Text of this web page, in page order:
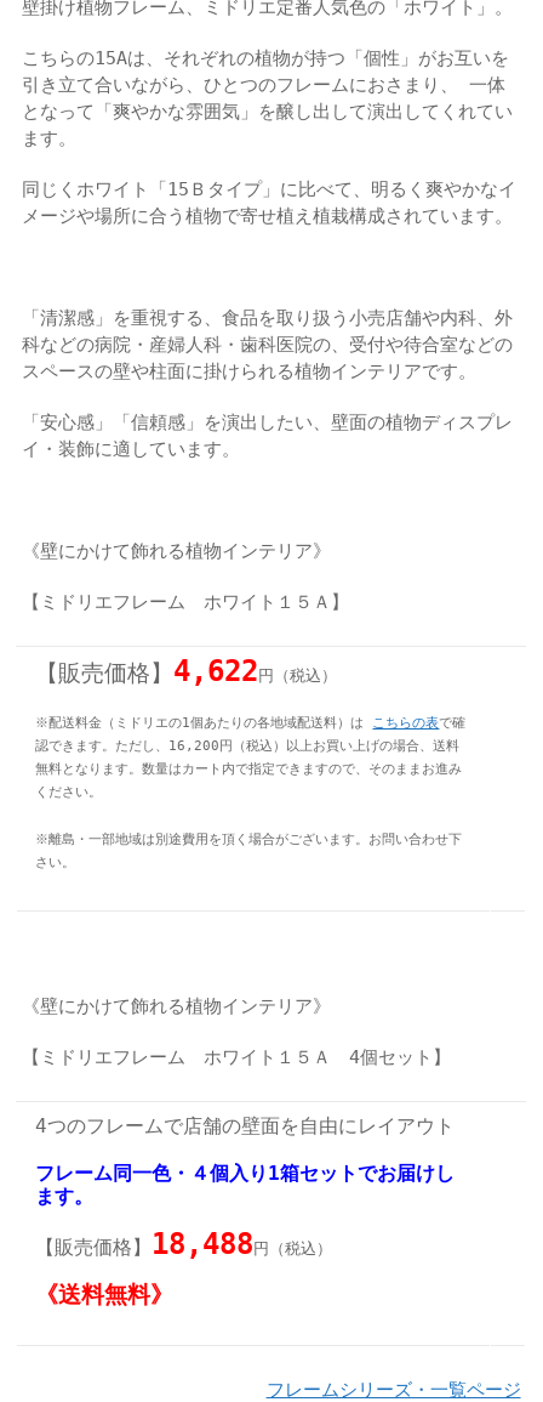
壁掛け植物フレーム、ミドリエ定番人気色の「ホワイト」。
こちらの15Aは、それぞれの植物が持つ「個性」がお互いを
引き立て合いながら、ひとつのフレームにおさまり、 一体
となって「爽やかな雰囲気」を醸し出して演出してくれてい
ます。
同じくホワイト「15Ｂタイプ」に比べて、明るく爽やかなイ
メージや場所に合う植物で寄せ植え植栽構成されています。
「清潔感」を重視する、食品を取り扱う小売店舗や内科、外
科などの病院・産婦人科・歯科医院の、受付や待合室などの
スペースの壁や柱面に掛けられる植物インテリアです。
「安心感」「信頼感」を演出したい、壁面の植物ディスプレ
イ・装飾に適しています。
《壁にかけて飾れる植物インテリア》
【ミドリエフレーム ホワイト１５Ａ】
【販売価格】 4,622 円（税込）
※配送料金（ミドリエの1個あたりの各地域配送料）は こちらの表で確
認できます。 ただし、16,200円（税込）以上お買い上げの場合、送料
無料となります。数量はカート内で指定できますので、そのままお進み
ください。
※離島・一部地域は別途費用を頂く場合がございます。お問い合わせ下
さい。
《壁にかけて飾れる植物インテリア》
【ミドリエフレーム ホワイト１５Ａ 4個セット】
4つのフレームで店舗の壁面を自由にレイアウト
フレーム同一色・４個入り1箱セットでお届けし
ます。
【販売価格】 18,488 円（税込）
《送料無料》
フレームシリーズ・一覧ページ